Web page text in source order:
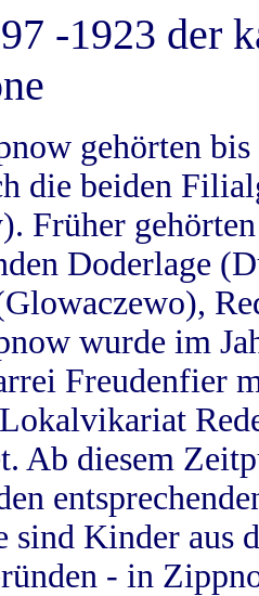
-1923 der
gehörten
die beiden
Früher
Doderlage
wurde im
Freudenfier
Ab diesem
sind Kinder aus
- in